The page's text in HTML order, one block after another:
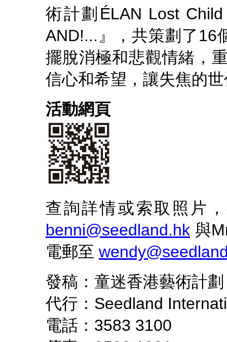
術計劃ÉLAN Lost
AND!...』，共策劃了16
擺脫消極和悲觀情緒，
信心和希望，讓失焦的
活動網頁
查詢詳情或索取照片
benni@seedland.hk 與
電郵至
發稿：童迷香港藝術計劃
代行：Seedland
電話：3583 3100